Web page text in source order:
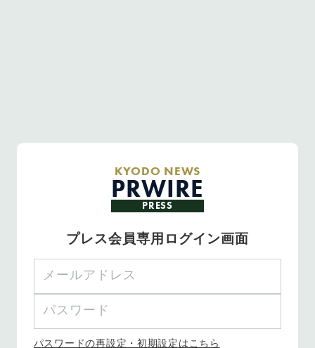
KYODO NEWS
PRWIRE
PRESS
プレス会員専用ログイン画面
パスワードの再設定・初期設定はこちら